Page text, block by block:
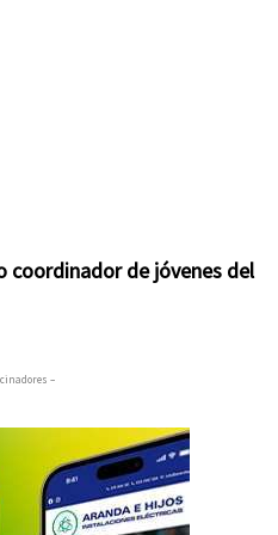
coordinador de jóvenes del
–